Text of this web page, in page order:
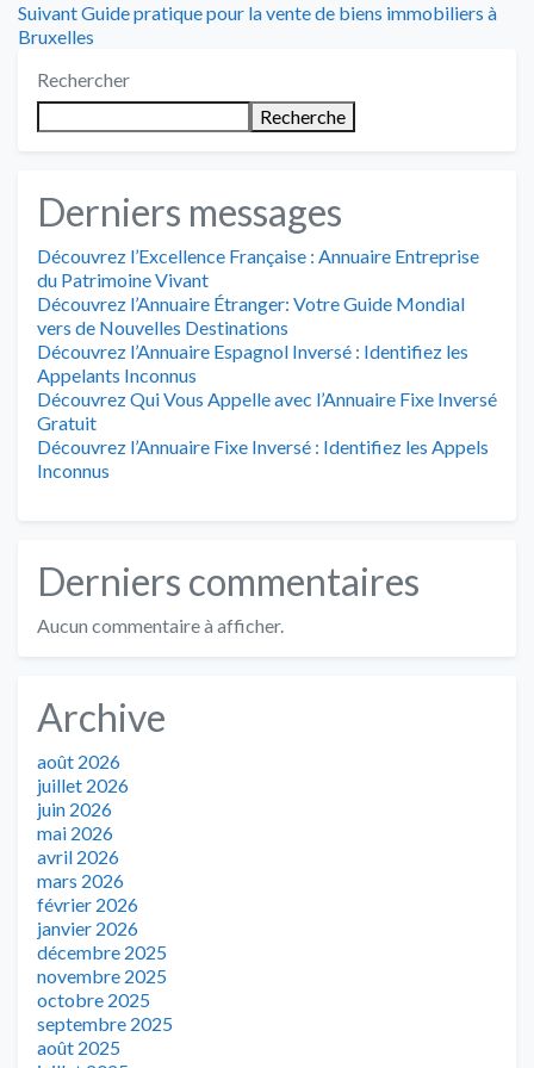
de
l’article
:
SuivantArticle
suivant
Guide pratique pour la vente de biens immobiliers à
Bruxelles
Rechercher
Recherche
Derniers messages
Découvrez l’Excellence Française : Annuaire Entreprise
du Patrimoine Vivant
Découvrez l’Annuaire Étranger: Votre Guide Mondial
vers de Nouvelles Destinations
Découvrez l’Annuaire Espagnol Inversé : Identifiez les
Appelants Inconnus
Découvrez Qui Vous Appelle avec l’Annuaire Fixe Inversé
Gratuit
Découvrez l’Annuaire Fixe Inversé : Identifiez les Appels
Inconnus
Derniers commentaires
Aucun commentaire à afficher.
Archive
août 2026
juillet 2026
juin 2026
mai 2026
avril 2026
mars 2026
février 2026
janvier 2026
décembre 2025
novembre 2025
octobre 2025
septembre 2025
août 2025